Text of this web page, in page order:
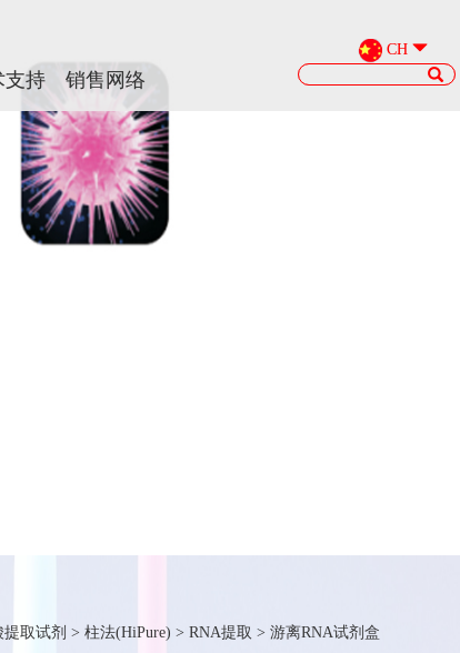
CH
支持 销售网络
CH
支持 销售网络
提取试剂 > 柱法(HiPure) > RNA提取 > 游离RNA试剂盒